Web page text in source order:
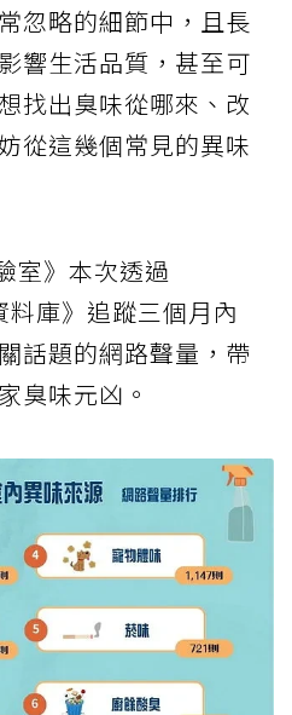
忽略的細節中，且長
響生活品質，甚至可
找出臭味從哪來、改
從這幾個常見的異味
室》本次透過
料庫》追蹤三個月內
話題的網路聲量，帶
臭味元凶。